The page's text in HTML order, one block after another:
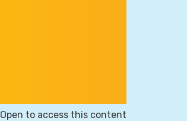
Open to access this content